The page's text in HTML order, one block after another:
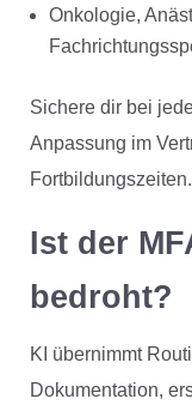
Onkologie,
Sichere dir bei
Anpassung im
Fortbildungszeiten.
Ist der
bedroht?
KI übernimmt
Dokumentation,